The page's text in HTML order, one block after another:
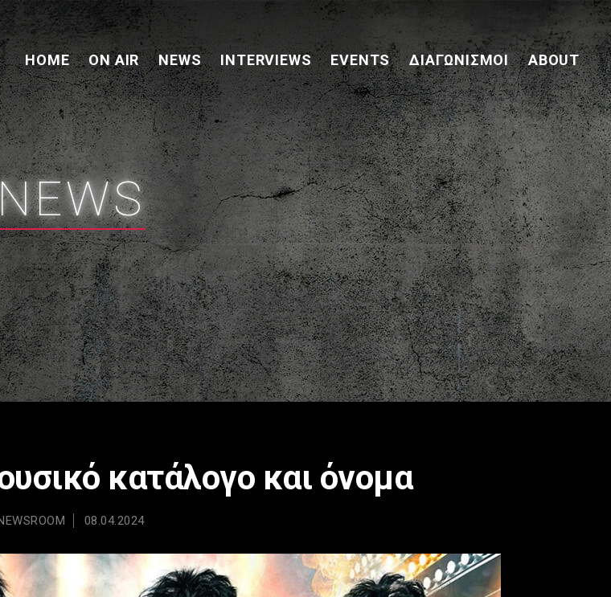
HOME ON AIR NEWS INTERVIEWS EVENTS ΔΙΑΓΩΝΙΣΜΟΊ ABOUT
κατάλογο και όνομα
08.04.2024